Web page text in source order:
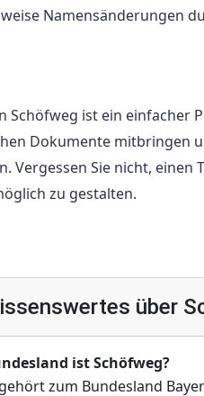
Namensänderungen
Schöfweg ist ein einfacher
Dokumente mitbringen
Vergessen Sie nicht,
zu gestalten.
über
ist Schöfweg?
zum Bundesland